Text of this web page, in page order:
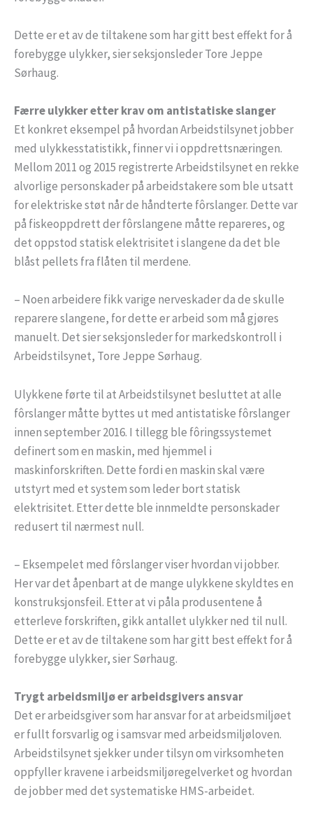
Dette er et av de tiltakene som har gitt best effekt for å
forebygge ulykker, sier seksjonsleder Tore Jeppe
Sørhaug.
Færre ulykker etter krav om antistatiske slanger
Et konkret eksempel på hvordan Arbeidstilsynet jobber
med ulykkesstatistikk, finner vi i oppdrettsnæringen.
Mellom 2011 og 2015 registrerte Arbeidstilsynet en rekke
alvorlige personskader på arbeidstakere som ble utsatt
for elektriske støt når de håndterte fôrslanger. Dette var
på fiskeoppdrett der fôrslangene måtte repareres, og
det oppstod statisk elektrisitet i slangene da det ble
blåst pellets fra flåten til merdene.
– Noen arbeidere fikk varige nerveskader da de skulle
reparere slangene, for dette er arbeid som må gjøres
manuelt. Det sier seksjonsleder for markedskontroll i
Arbeidstilsynet, Tore Jeppe Sørhaug.
Ulykkene førte til at Arbeidstilsynet besluttet at alle
fôrslanger måtte byttes ut med antistatiske fôrslanger
innen september 2016. I tillegg ble fôringssystemet
definert som en maskin, med hjemmel i
maskinforskriften. Dette fordi en maskin skal være
utstyrt med et system som leder bort statisk
elektrisitet. Etter dette ble innmeldte personskader
redusert til nærmest null.
– Eksempelet med fôrslanger viser hvordan vi jobber.
Her var det åpenbart at de mange ulykkene skyldtes en
konstruksjonsfeil. Etter at vi påla produsentene å
etterleve forskriften, gikk antallet ulykker ned til null.
Dette er et av de tiltakene som har gitt best effekt for å
forebygge ulykker, sier Sørhaug.
Trygt arbeidsmiljø er arbeidsgivers ansvar
Det er arbeidsgiver som har ansvar for at arbeidsmiljøet
er fullt forsvarlig og i samsvar med arbeidsmiljøloven.
Arbeidstilsynet sjekker under tilsyn om virksomheten
oppfyller kravene i arbeidsmiljøregelverket og hvordan
de jobber med det systematiske HMS-arbeidet.